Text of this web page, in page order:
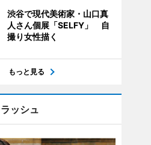
渋谷で現代美術家・山口真
人さん個展「SELFY」 自
撮り女性描く
もっと見る
ッシュ